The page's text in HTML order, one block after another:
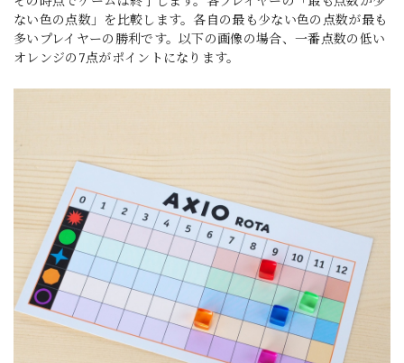
ない色の点数」を比較します。各自の最も少ない色の点数が最も
多いプレイヤーの勝利です。以下の画像の場合、一番点数の低い
オレンジの7点がポイントになります。